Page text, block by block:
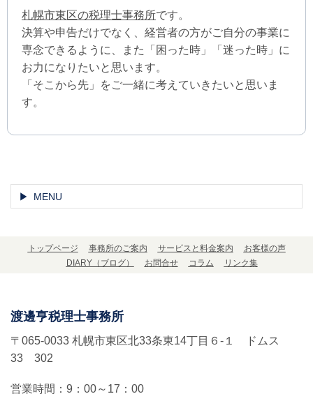
札幌市東区の税理士事務所です。
決算や申告だけでなく、経営者の方がご自分の事業に
専念できるように、また「困った時」「迷った時」に
お力になりたいと思います。
「そこから先」をご一緒に考えていきたいと思いま
す。
MENU
トップページ 事務所のご案内 サービスと料金案内
お客様の声
DIARY（ブログ）
お問合せ コラム リンク集
渡邊亨税理士事務所
〒065-0033 札幌市東区北33条東14丁目６-１ ドムス
33 302
営業時間： 9：00～17：00